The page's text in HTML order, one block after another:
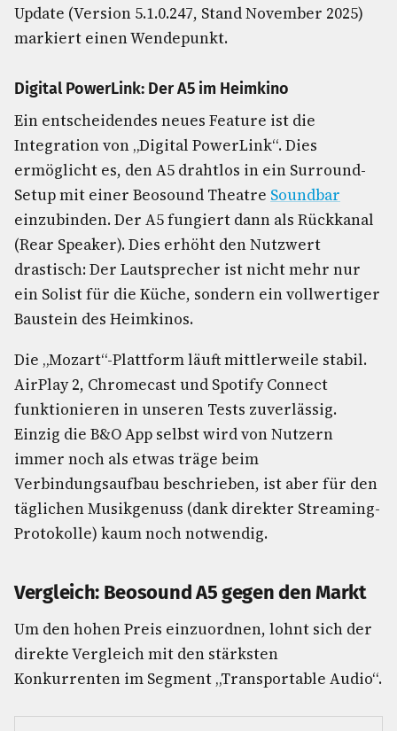
Update (Version 5.1.0.247, Stand November 2025)
markiert einen Wendepunkt.
Digital PowerLink: Der A5 im Heimkino
Ein entscheidendes neues Feature ist die
Integration von „Digital PowerLink“. Dies
ermöglicht es, den A5 drahtlos in ein Surround-
Setup mit einer Beosound Theatre Soundbar
einzubinden. Der A5 fungiert dann als Rückkanal
(Rear Speaker). Dies erhöht den Nutzwert
drastisch: Der Lautsprecher ist nicht mehr nur
ein Solist für die Küche, sondern ein vollwertiger
Baustein des Heimkinos.
Die „Mozart“-Plattform läuft mittlerweile stabil.
AirPlay 2, Chromecast und Spotify Connect
funktionieren in unseren Tests zuverlässig.
Einzig die B&O App selbst wird von Nutzern
immer noch als etwas träge beim
Verbindungsaufbau beschrieben, ist aber für den
täglichen Musikgenuss (dank direkter Streaming-
Protokolle) kaum noch notwendig.
Vergleich: Beosound A5 gegen den Markt
Um den hohen Preis einzuordnen, lohnt sich der
direkte Vergleich mit den stärksten
Konkurrenten im Segment „Transportable Audio“.